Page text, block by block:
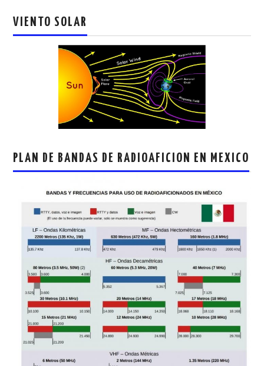
VIENTO SOLAR
PLAN DE BANDAS DE RADIOAFICION EN MEXICO